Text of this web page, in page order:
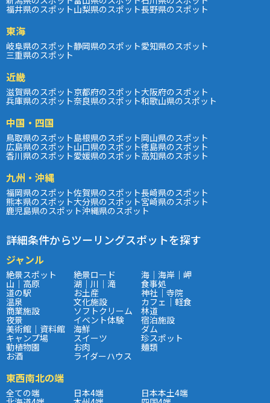
福井県のスポット山梨県のスポット長野県のスポット
東海
岐阜県のスポット静岡県のスポット愛知県のスポット
三重県のスポット
近畿
滋賀県のスポット京都府のスポット大阪府のスポット
兵庫県のスポット奈良県のスポット和歌山県のスポット
中国・四国
鳥取県のスポット島根県のスポット岡山県のスポット
広島県のスポット山口県のスポット徳島県のスポット
香川県のスポット愛媛県のスポット高知県のスポット
九州・沖縄
福岡県のスポット佐賀県のスポット長崎県のスポット
熊本県のスポット大分県のスポット宮崎県のスポット
鹿児島県のスポット沖縄県のスポット
詳細条件からツーリングスポットを探す
ジャンル
絶景スポット 絶景ロード 海｜海岸｜岬
山｜高原 湖｜川｜滝 食事処
道の駅 お土産 神社｜寺院
温泉 文化施設 カフェ｜軽食
商業施設 ソフトクリーム 林道
夜景 イベント体験 宿泊施設
美術館｜資料館 海鮮 ダム
キャンプ場 スイーツ 珍スポット
動植物園 お肉 麺類
お酒 ライダーハウス
東西南北の端
全ての端 日本4端 日本本土4端